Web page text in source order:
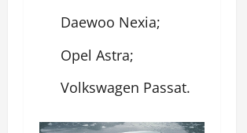
Daewoo Nexia;
Opel Astra;
Volkswagen Passat.